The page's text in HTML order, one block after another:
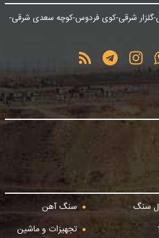
گلزار شرقی-کوی فردوس-کوچه سعدی شرقی-
سنگ
سنگ آهن
تجهیزات و ماشین